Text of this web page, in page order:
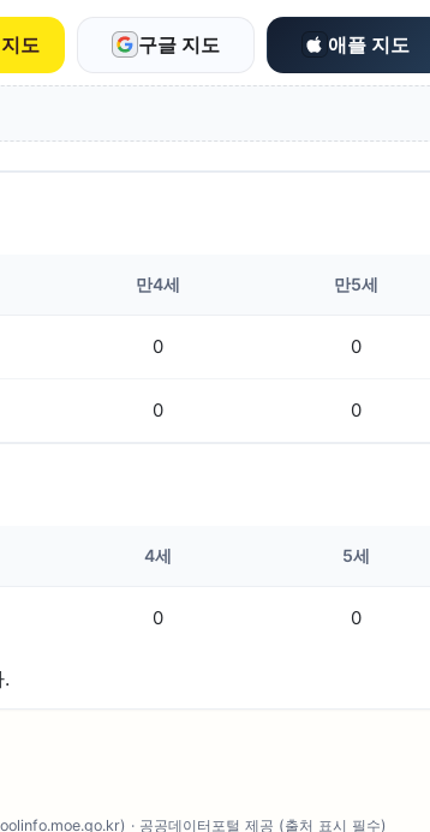
도 구글 지도 애플 지도
만4세 만5세
0 0
0 0
4세 5세
0 0
· 공공데이터포털 제공 (출처 표시 필수)